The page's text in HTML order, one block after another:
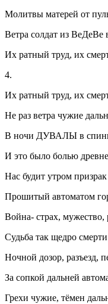
Молитвы матерей от
Ветра солдат из ВеДеВе
Их ратный труд, их
4.
Их ратный труд, их
Не раз ветра чужие
В ночи ДУВАЛЫ в
И это было болью
Нас будит утром призрак
Прошитый автоматом
Война- страх, мужество,
Судьба так щедро
Ночной дозор, разъезд,
За сопкой дальней
Грехи чужие, тёмен